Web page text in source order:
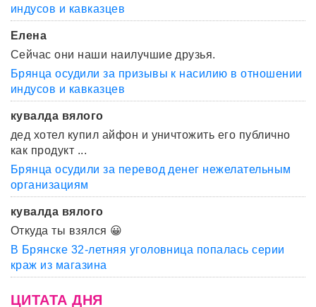
индусов и кавказцев
Елена
Сейчас они наши наилучшие друзья.
Брянца осудили за призывы к насилию в отношении
индусов и кавказцев
кувалда вялого
дед хотел купил айфон и уничтожить его публично
как продукт ...
Брянца осудили за перевод денег нежелательным
организациям
кувалда вялого
Откуда ты взялся 😀
В Брянске 32-летняя уголовница попалась серии
краж из магазина
ЦИТАТА ДНЯ